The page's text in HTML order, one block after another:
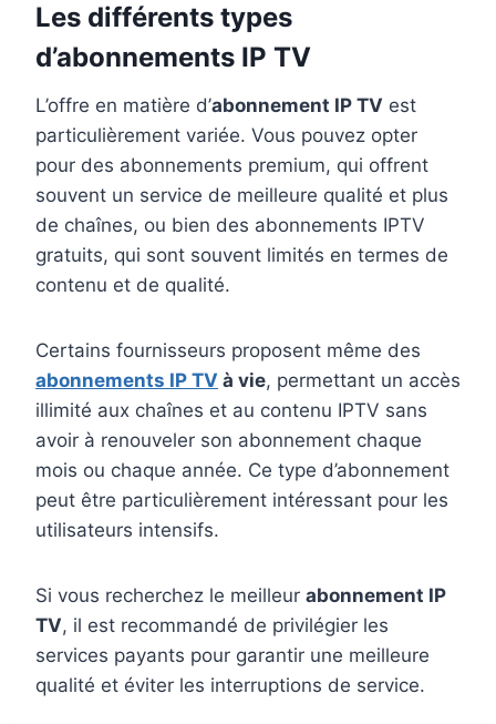
Les différents types
d’abonnements IP TV
L’offre en matière d’abonnement IP TV est
particulièrement variée. Vous pouvez opter
pour des abonnements premium, qui offrent
souvent un service de meilleure qualité et plus
de chaînes, ou bien des abonnements IPTV
gratuits, qui sont souvent limités en termes de
contenu et de qualité.
Certains fournisseurs proposent même des
abonnements IP TV à vie, permettant un accès
illimité aux chaînes et au contenu IPTV sans
avoir à renouveler son abonnement chaque
mois ou chaque année. Ce type d’abonnement
peut être particulièrement intéressant pour les
utilisateurs intensifs.
Si vous recherchez le meilleur abonnement IP
TV, il est recommandé de privilégier les
services payants pour garantir une meilleure
qualité et éviter les interruptions de service.